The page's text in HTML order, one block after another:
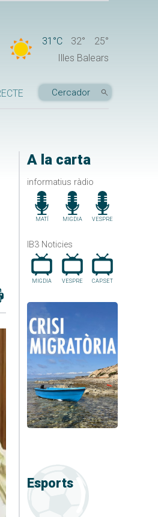
31°C 32°
25°
Illes Balears
A la carta
informatius ràdio
MATÍ MIGDIA VESPRE
IB3 Noticies
MIGDIA VESPRE CAP.SET
Esports